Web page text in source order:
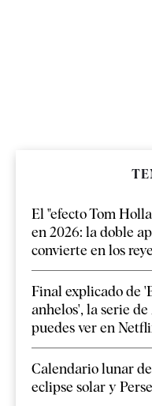
El "efecto Tom
en 2026: la doble
convierte en los
Final explicado de
anhelos', la serie
puedes ver en
Calendario lunar
eclipse solar y